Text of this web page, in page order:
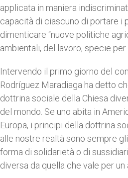
applicata in maniera
capacità di ciascuno di portare i
dimenticare “nuove politiche
ambientali, del lavoro, specie per
Intervendo il primo giorno del
Rodríguez Maradiaga ha detto
dottrina sociale della Chiesa
del mondo. Se uno abita in
Europa, i principi della dottrina
alle nostre realtà sono sempre gli
forma di solidarietà o di
diversa da quella che vale per un